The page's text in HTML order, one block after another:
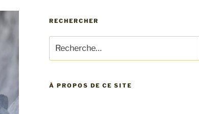
RECHERCHER
pour
:
À PROPOS DE CE SITE